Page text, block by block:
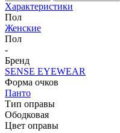
Характеристики
Пол
Женские
Пол
-
Бренд
SENSE EYEWEAR
Форма очков
Панто
Тип оправы
Ободковая
Цвет оправы